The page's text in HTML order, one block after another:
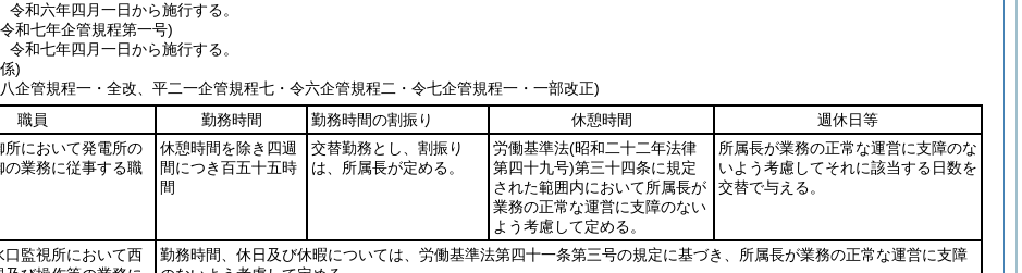
令和六年四月一日から施行する。
和七年企管規程第一号)
令和七年四月一日から施行する。
)
企管規程一・全改、平二一企管規程七・令六企管規程二・令七企管規程一・一部改正)
職員
勤務時間 勤務時間の割振り 休憩時間
週休日等
所において発電所の
の業務に従事する職
休憩時間を除き四週
間につき百五十五時
間
交替勤務とし、割振り
は、所属長が定める。
労働基準法(昭和二十二年法律
第四十九号)第三十四条に規定
された範囲内において所属長が
業務の正常な運営に支障のない
よう考慮して定める。
所属長が業務の正常な運営に支障のな
いよう考慮してそれに該当する日数を
交替で与える。
口監視所において西
勤務時間、休日及び休暇については、労働基準法第四十一条第三号の規定に基づき、所属長が業務の正常な運営に支障